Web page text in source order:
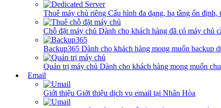
Thuê máy chủ riêng Cấu hình đa dạng, hạ tầng ổn
Chỗ đặt máy chủ Dành cho khách hàng đã có máy chủ
Backup365 Dành cho khách hàng mong muốn backup
Quản trị máy chủ Dành cho khách hàng mong muốn
Email
Giới thiệu Giới thiệu dịch vụ email tại Nhân Hòa